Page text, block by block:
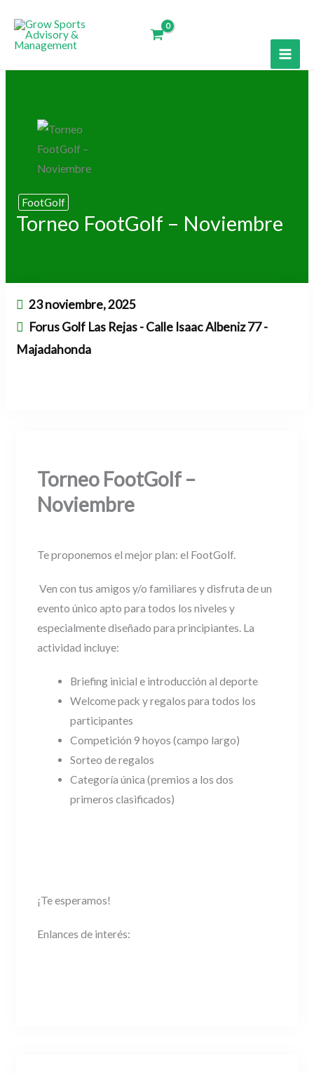
contenido
FootGolf
Torneo FootGolf – Noviembre
23 noviembre, 2025
Forus Golf Las Rejas - Calle Isaac Albeniz 77 -
Majadahonda
Torneo FootGolf –
Noviembre
Te proponemos el mejor plan: el FootGolf.
Ven con tus amigos y/o familiares y disfruta de un
evento único apto para todos los niveles y
especialmente diseñado para principiantes. La
actividad incluye:
Briefing inicial e introducción al deporte
Welcome pack y regalos para todos los
participantes
Competición 9 hoyos (campo largo)
Sorteo de regalos
Categoría única (premios a los dos
primeros clasificados)
¡Te esperamos!
Enlances de interés: